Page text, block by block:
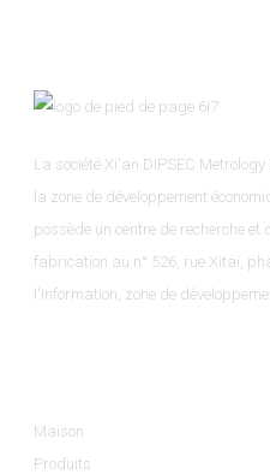
La société Xi'an DIPSEC
la zone de développement
possède un centre de recherche et
fabrication au n° 526, rue Xitai,
l'information, zone de
Maison
Produits